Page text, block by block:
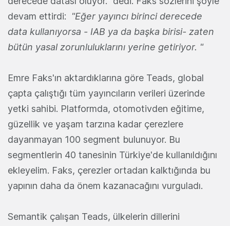
devam ettirdi:
"Eğer yayıncı birinci derecede
data kullanıyorsa - IAB ya da başka birisi- zaten
bütün yasal zorunluluklarını yerine getiriyor. "
Emre Faks'ın aktardıklarına göre Teads, global
çapta çalıştığı tüm yayıncıların verileri üzerinde
yetki sahibi. Platformda, otomotivden eğitime,
güzellik ve yaşam tarzına kadar çerezlere
dayanmayan 100 segment bulunuyor. Bu
segmentlerin 40 tanesinin Türkiye'de kullanıldığını
ekleyelim. Faks, çerezler ortadan kalktığında bu
yapının daha da önem kazanacağını vurguladı.
Semantik çalışan Teads, ülkelerin dillerini